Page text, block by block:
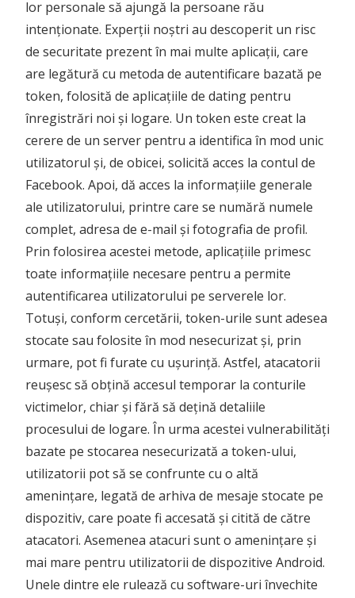
lor personale să ajungă la persoane rău
intenționate. Experții noștri au descoperit un risc
de securitate prezent în mai multe aplicații, care
are legătură cu metoda de autentificare bazată pe
token, folosită de aplicațiile de dating pentru
înregistrări noi și logare. Un token este creat la
cerere de un server pentru a identifica în mod unic
utilizatorul și, de obicei, solicită acces la contul de
Facebook. Apoi, dă acces la informațiile generale
ale utilizatorului, printre care se numără numele
complet, adresa de e-mail și fotografia de profil.
Prin folosirea acestei metode, aplicațiile primesc
toate informațiile necesare pentru a permite
autentificarea utilizatorului pe serverele lor.
Totuși, conform cercetării, token-urile sunt adesea
stocate sau folosite în mod nesecurizat și, prin
urmare, pot fi furate cu ușurință. Astfel, atacatorii
reușesc să obțină accesul temporar la conturile
victimelor, chiar și fără să dețină detaliile
procesului de logare. În urma acestei vulnerabilități
bazate pe stocarea nesecurizată a token-ului,
utilizatorii pot să se confrunte cu o altă
amenințare, legată de arhiva de mesaje stocate pe
dispozitiv, care poate fi accesată și citită de către
atacatori. Asemenea atacuri sunt o amenințare și
mai mare pentru utilizatorii de dispozitive Android.
Unele dintre ele rulează cu software-uri învechite